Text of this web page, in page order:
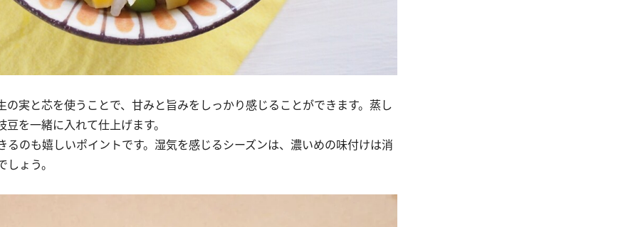
実と芯を使うことで、甘みと旨みをしっかり感じることができます。蒸し
を一緒に入れて仕上げます。
のも嬉しいポイントです。湿気を感じるシーズンは、濃いめの味付けは消
ょう。